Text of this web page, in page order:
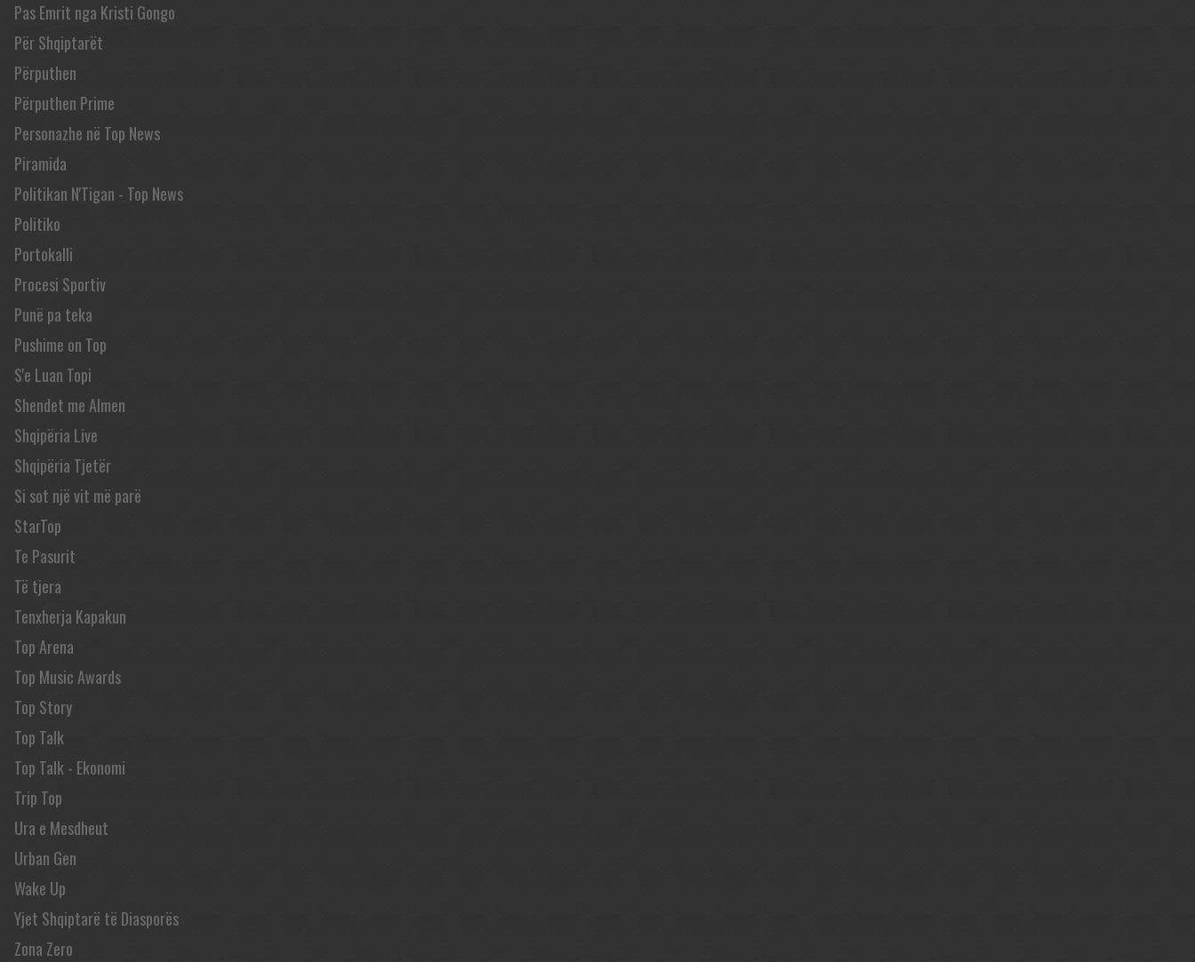
Pas Emrit nga Kristi Gongo
Për Shqiptarët
Përputhen
Përputhen Prime
Personazhe në Top News
Piramida
Politikan N'Tigan - Top News
Politiko
Portokalli
Procesi Sportiv
Punë pa teka
Pushime on Top
S'e Luan Topi
Shendet me Almen
Shqipëria Live
Shqipëria Tjetër
Si sot një vit më parë
StarTop
Te Pasurit
Të tjera
Tenxherja Kapakun
Top Arena
Top Music Awards
Top Story
Top Talk
Top Talk - Ekonomi
Trip Top
Ura e Mesdheut
Urban Gen
Wake Up
Yjet Shqiptarë të Diasporës
Zona Zero